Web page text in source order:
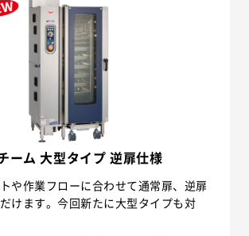
ーム 大型タイプ 逆扉仕様
や作業フローに合わせて通常扉、逆扉
けます。今回新たに大型タイプも対